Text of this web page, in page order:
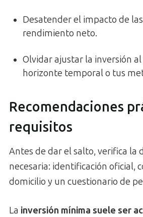
Desatender el impacto de
rendimiento neto.
Olvidar ajustar la inversión
horizonte temporal o tus
Recomendaciones
requisitos
Antes de dar el salto, verifica la
necesaria: identificación oficial,
domicilio y un cuestionario de
La inversión mínima suele ser